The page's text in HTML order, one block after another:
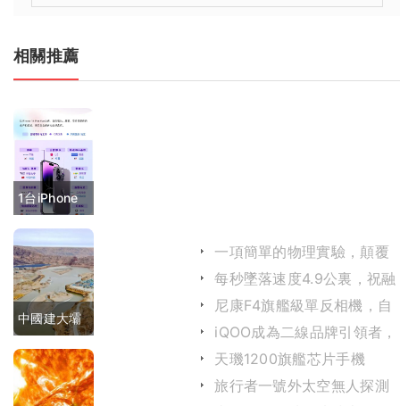
相關推薦
1台iPhone
背後有200
多家企業 5
圖看懂蘋果
產業鏈
中國建大壩
用上「黑科
技」，用上
一項簡單的物理實驗，顛覆
人類對宇宙的認知
每秒墜落速度4.9公裏，祝融
號成功登陸火星
尼康F4旗艦級單反相機，自
動對焦鏡頭深受攝影師歡迎
iQOO成為二線品牌引領者，
魅族淪為看客，冠軍是OPPO
天璣1200旗艦芯片手機
realme GT Neo 使用體驗
旅行者一號外太空無人探測